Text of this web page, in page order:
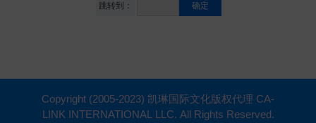
跳转到： 确定
Copyright (2005-2023) 凯琳国际文化版权代理 CA-
LINK INTERNATIONAL LLC. All Rights Reserved.